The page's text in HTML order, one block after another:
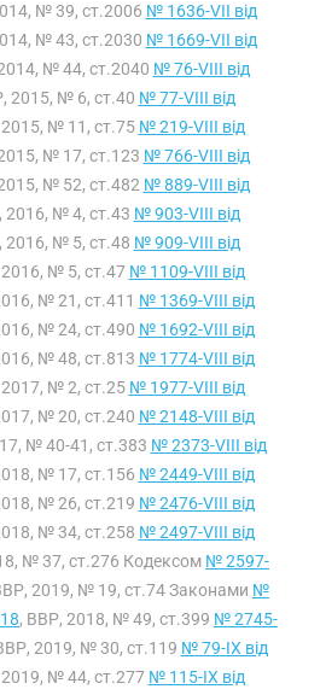
№ 39, ст.2006 № 1636-VII від
№ 43, ст.2030 № 1669-VII від
№ 44, ст.2040 № 76-VIII від
2015, № 6, ст.40 № 77-VIII від
№ 11, ст.75 № 219-VIII від
№ 17, ст.123 № 766-VIII від
№ 52, ст.482 № 889-VIII від
2016, № 4, ст.43 № 903-VIII від
2016, № 5, ст.48 № 909-VIII від
№ 5, ст.47 № 1109-VIII від
№ 21, ст.411 № 1369-VIII від
№ 24, ст.490 № 1692-VIII від
№ 48, ст.813 № 1774-VIII від
№ 2, ст.25 № 1977-VIII від
№ 20, ст.240 № 2148-VIII від
№ 40-41, ст.383 № 2373-VIII від
№ 17, ст.156 № 2449-VIII від
№ 26, ст.219 № 2476-VIII від
№ 34, ст.258 № 2497-VIII від
№ 37, ст.276 Кодексом № 2597-
2019, № 19, ст.74 Законами №
, ВВР, 2018, № 49, ст.399 № 2745-
2019, № 30, ст.119 № 79-IX від
№ 44, ст.277 № 115-IX від